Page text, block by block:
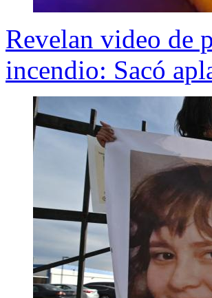
Revelan video de
incendio: Sacó